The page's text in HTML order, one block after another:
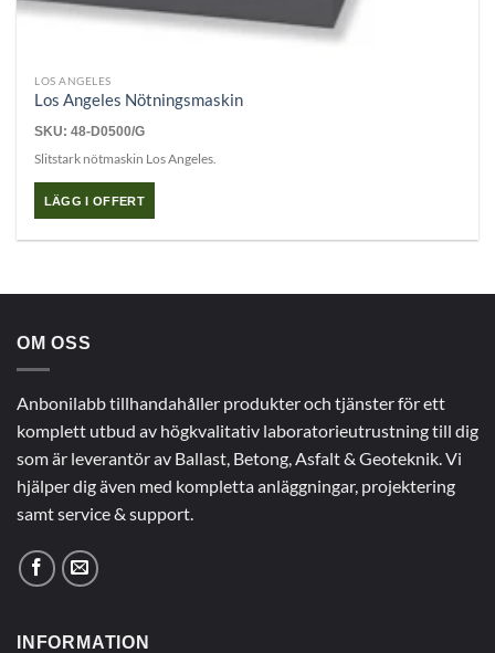
LOS ANGELES
Los Angeles Nötningsmaskin
SKU: 48-D0500/G
Slitstark nötmaskin Los Angeles.
LÄGG I OFFERT
OM OSS
Anbonilabb tillhandahåller produkter och tjänster för ett
komplett utbud av högkvalitativ laboratorieutrustning till dig
som är leverantör av Ballast, Betong, Asfalt & Geoteknik. Vi
hjälper dig även med kompletta anläggningar, projektering
samt service & support.
INFORMATION